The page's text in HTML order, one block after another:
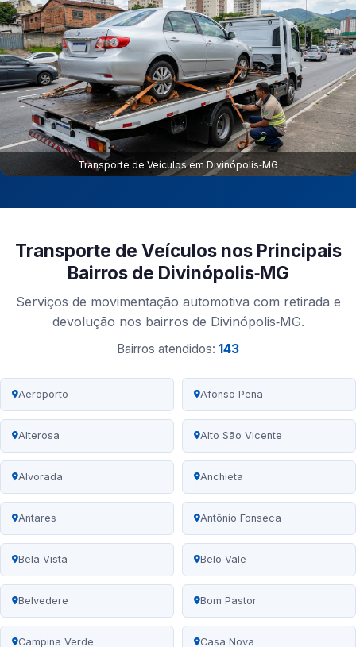
Transporte de Veículos em Divinópolis‑MG
Transporte de Veículos nos Principais
Bairros de Divinópolis‑MG
Serviços de movimentação automotiva com retirada e
devolução nos bairros de Divinópolis‑MG.
Bairros atendidos: 143
Aeroporto Afonso Pena
Alterosa Alto São Vicente
Alvorada Anchieta
Antares Antônio Fonseca
Bela Vista Belo Vale
Belvedere Bom Pastor
Campina Verde Casa Nova